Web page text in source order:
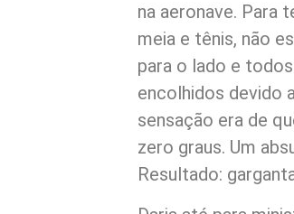
na aeronave. Para
meia e tênis, não
para o lado e
encolhidos devido
sensação era de
zero graus. Um
Resultado: